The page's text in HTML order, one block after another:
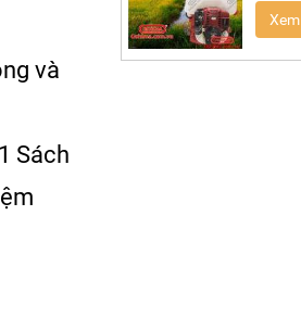
và
Sách
Xem